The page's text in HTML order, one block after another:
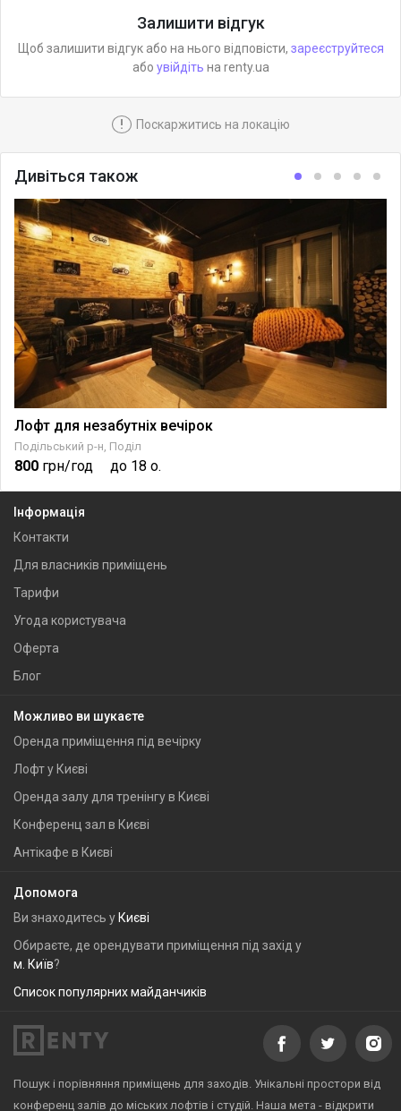
Залишити відгук
Щоб залишити відгук або на нього відповісти, зареєструйтеся
або увійдіть на renty.ua
! Поскаржитись на локацію
Дивіться також
Лофт для незабутніх вечірок
Подільський р-н, Поділ
800 грн/год до 18 о.
Інформація
Контакти
Для власників приміщень
Тарифи
Угода користувача
Оферта
Блог
Можливо ви шукаєте
Оренда приміщення під вечірку
Лофт у Києві
Оренда залу для тренінгу в Києві
Конференц зал в Києві
Антікафе в Києві
Допомога
Ви знаходитесь у Києві
Обираєте, де орендувати приміщення під захід у
м. Київ?
Список популярних майданчиків
Пошук і порівняння приміщень для заходів. Унікальні простори від
конференц залів до міських лофтів і студій. Наша мета - відкрити